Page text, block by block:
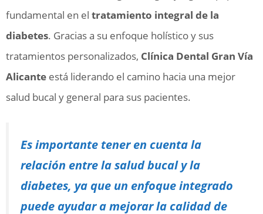
fundamental en el tratamiento integral de la
diabetes. Gracias a su enfoque holístico y sus
tratamientos personalizados, Clínica Dental Gran Vía
Alicante está liderando el camino hacia una mejor
salud bucal y general para sus pacientes.
Es importante tener en cuenta la
relación entre la salud bucal y la
diabetes, ya que un enfoque integrado
puede ayudar a mejorar la calidad de